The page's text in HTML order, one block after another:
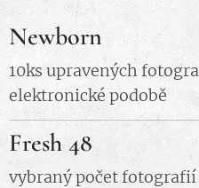
Newborn
10ks upravených
elektronické podobě
Fresh 48
vybraný počet fotografií